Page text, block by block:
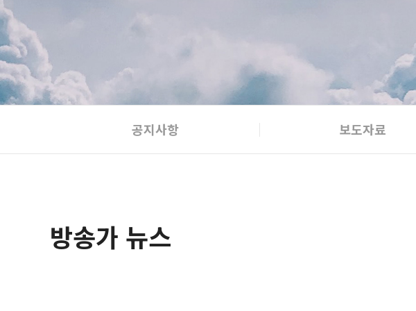
공지사항 보도자료
방송가 뉴스